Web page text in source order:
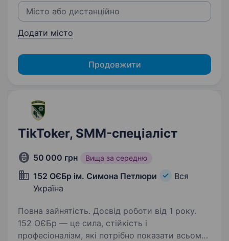
Додати місто
Продовжити
TikToker, SMM-спеціаліст
50 000 грн Вища за середню
152 ОЄБр ім. Симона Петлюри
Вся
Україна
Повна зайнятість. Досвід роботи від 1 року.
152 ОЄБр — це сила, стійкість і
професіоналізм, які потрібно показати всьому